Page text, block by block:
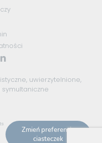
, uwierzytelnione,
symultaniczne
Zmień preferencje
ciasteczek